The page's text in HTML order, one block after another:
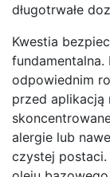
długotrwałe
Kwestia
odpowiednim
przed aplikacją
alergie lub
czystej